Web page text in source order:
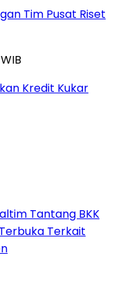
Tim Pusat Riset
Kredit Kukar
Tantang BKK
Terkait